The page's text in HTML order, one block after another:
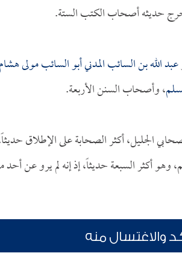
حديثه أصحاب الكتب الستة.
عبد الله بن السائب المدني أبو السائب مولى
، وأصحاب السنن الأربعة.
الجليل، أكثر الصحابة على الإطلاق
أكثر السبعة حديثاً، إذ إنه لم يرو عن
والاغتسال منه